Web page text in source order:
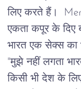
लिए करते हैं।
एकता कपूर के दिए
भारत एक सेक्स का
"मुझे नहीं लगता
किसी भी देश के